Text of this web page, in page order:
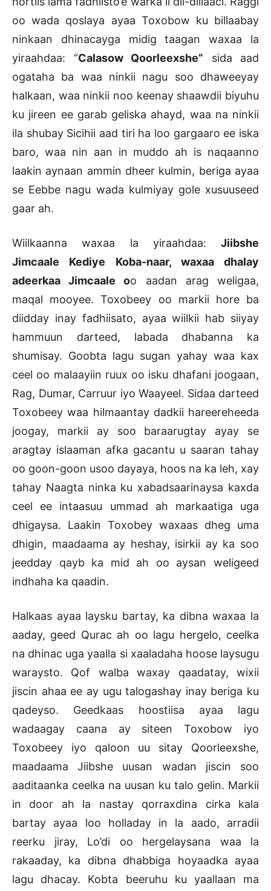
oo wada qoslaya ayaa Toxobow ku billaabay
ninkaan dhinacayga midig taagan waxaa la
yiraahdaa: “Calasow Qoorleexshe” sida aad
ogataha ba waa ninkii nagu soo dhaweeyay
halkaan, waa ninkii noo keenay shaawdii biyuhu
ku jireen ee garab geliska ahayd, waa na ninkii
ila shubay Sicihii aad tiri ha loo gargaaro ee iska
baro, waa nin aan in muddo ah is naqaanno
laakin aynaan ammin dheer kulmin, beriga ayaa
se Eebbe nagu wada kulmiyay gole xusuuseed
gaar ah.
Wiilkaanna waxaa la yiraahdaa: Jiibshe
Jimcaale Kediye Koba-naar, waxaa dhalay
adeerkaa Jimcaale oo aadan arag weligaa,
maqal mooyee. Toxobeey oo markii hore ba
diidday inay fadhiisato, ayaa wiilkii hab siiyay
hammuun darteed, labada dhabanna ka
shumisay. Goobta lagu sugan yahay waa kax
ceel oo malaayiin ruux oo isku dhafani joogaan,
Rag, Dumar, Carruur iyo Waayeel. Sidaa darteed
Toxobeey waa hilmaantay dadkii hareereheeda
joogay, markii ay soo baraarugtay ayay se
aragtay islaaman afka gacantu u saaran tahay
oo goon-goon usoo dayaya, hoos na ka leh, xay
tahay Naagta ninka ku xabadsaarinaysa kaxda
ceel ee intaasuu ummad ah markaatiga uga
dhigaysa. Laakin Toxobey waxaas dheg uma
dhigin, maadaama ay heshay, isirkii ay ka soo
jeedday qayb ka mid ah oo aysan weligeed
indhaha ka qaadin.
Halkaas ayaa laysku bartay, ka dibna waxaa la
aaday, geed Qurac ah oo lagu hergelo, ceelka
na dhinac uga yaalla si xaaladaha hoose laysugu
waraysto. Qof walba waxay qaadatay, wixii
jiscin ahaa ee ay ugu talogashay inay beriga ku
qadeyso. Geedkaas hoostiisa ayaa lagu
wadaagay caana ay siteen Toxobow iyo
Toxobeey iyo qaloon uu sitay Qoorleexshe,
maadaama Jiibshe uusan wadan jiscin soo
aaditaanka ceelka na uusan ku talo gelin. Markii
in door ah la nastay qorraxdina cirka kala
bartay ayaa loo holladay in la aado, arradii
reerku jiray, Lo’di oo hergelaysana waa la
rakaaday, ka dibna dhabbiga hoyaadka ayaa
lagu dhacay. Kobta beeruhu ku yaallaan ma